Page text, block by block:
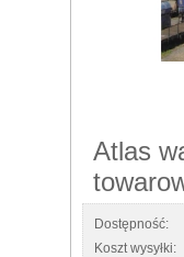
Atlas
Dostępność:
Koszt wysyłki: